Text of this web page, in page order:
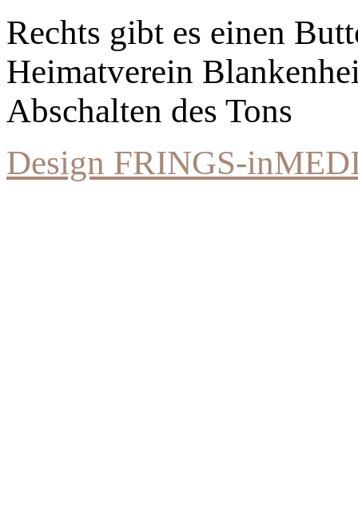
Rechts gibt es einen
Heimatverein
Abschalten des Tons
Design FRINGS-